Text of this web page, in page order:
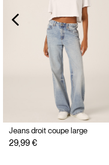
Jeans droit coupe large
29,99 €